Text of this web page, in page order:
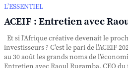
L’ESSENTIEL
ACEIF : Entretien avec
Et si l'Afrique créative devenait le
investisseurs ? C'est le pari de l'ACEIF
au 30 août les grands noms de